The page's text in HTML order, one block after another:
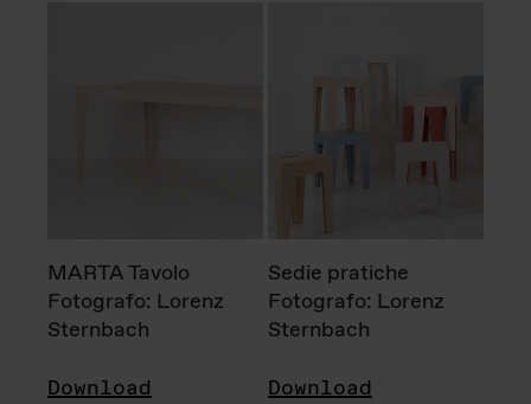
MARTA Tavolo
Fotografo: Lorenz
Sternbach
Download
Sedie pratiche
Fotografo: Lorenz
Sternbach
Download